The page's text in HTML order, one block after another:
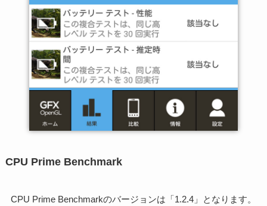
CPU Prime Benchmark
CPU Prime Benchmarkのバージョンは「1.2.4」となります。